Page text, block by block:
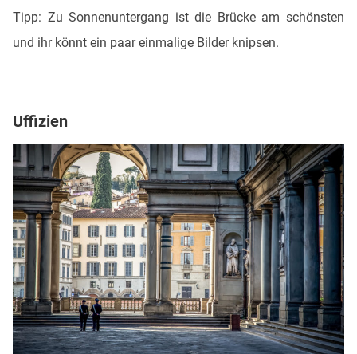
Tipp: Zu Sonnenuntergang ist die Brücke am schönsten
und ihr könnt ein paar einmalige Bilder knipsen.
Uffizien